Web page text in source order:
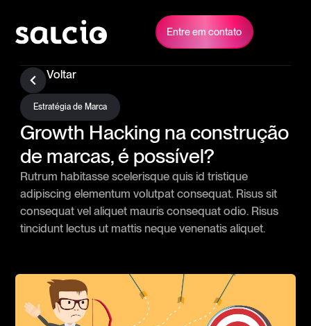
Entre em contato
Voltar
Estratégia de Marca
Growth Hacking na construção
de marcas, é possível?
Rutrum habitasse scelerisque quis id tristique
adipiscing elementum volutpat consequat. Risus sit
consequat vel aliquet mauris consequat odio. Risus
tincidunt lectus ut mattis neque venenatis aliquet.